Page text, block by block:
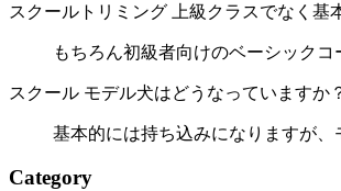
スクール トリミング 上級クラスでなく基
もちろん初級者向けのベーシック
スクール モデル犬はどうなっていますか
基本的には持ち込みになりますが
Category